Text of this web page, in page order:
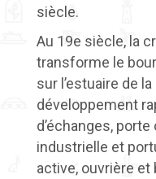
siècle.
Au 19e siècle, la
transforme le
sur l’estuaire de
développement
d’échanges,
industrielle et
active, ouvrière et